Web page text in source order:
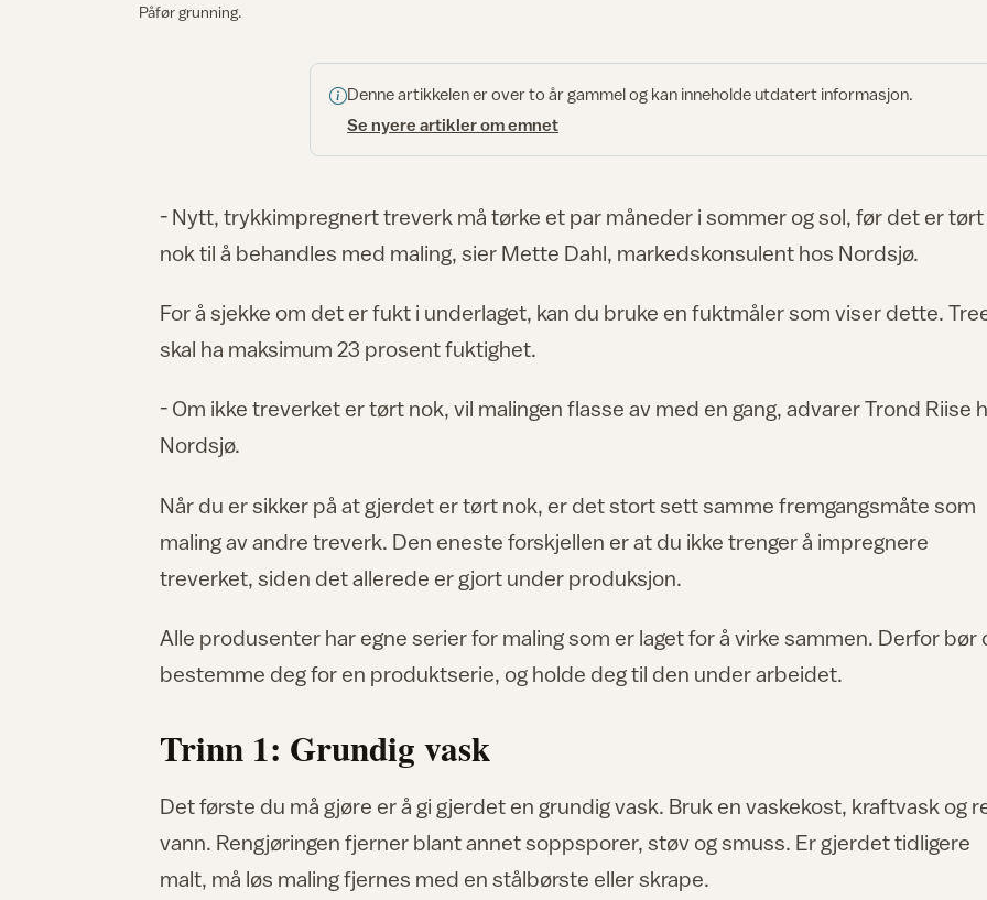
Påfør grunning.
Denne artikkelen er over to år gammel og kan inneholde utdatert informasjon.
Se nyere artikler om emnet
- Nytt, trykkimpregnert treverk må tørke et par måneder i sommer og sol, før det er tørt
nok til å behandles med maling, sier Mette Dahl, markedskonsulent hos Nordsjø.
For å sjekke om det er fukt i underlaget, kan du bruke en fuktmåler som viser dette.
skal ha maksimum 23 prosent fuktighet.
- Om ikke treverket er tørt nok, vil malingen flasse av med en gang, advarer Trond Riise
Nordsjø.
Når du er sikker på at gjerdet er tørt nok, er det stort sett samme fremgangsmåte som
maling av andre treverk. Den eneste forskjellen er at du ikke trenger å impregnere
treverket, siden det allerede er gjort under produksjon.
Alle produsenter har egne serier for maling som er laget for å virke sammen. Derfor bør
bestemme deg for en produktserie, og holde deg til den under arbeidet.
Trinn 1: Grundig vask
Det første du må gjøre er å gi gjerdet en grundig vask. Bruk en vaskekost, kraftvask og
vann. Rengjøringen fjerner blant annet soppsporer, støv og smuss. Er gjerdet tidligere
malt, må løs maling fjernes med en stålbørste eller skrape.